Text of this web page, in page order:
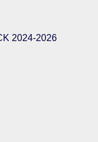
2024-2026